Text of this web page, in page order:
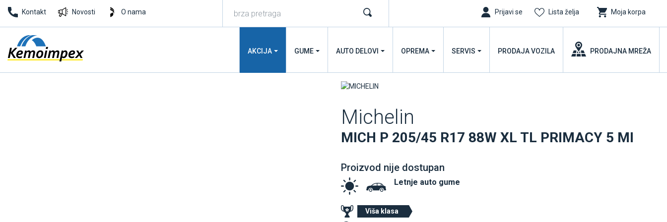
Kontakt Novosti O nama Prijavi se Lista želja Moja korpa
AKCIJA GUME AUTO DELOVI OPREMA SERVIS PRODAJA VOZILA PRODAJNA MREŽA
Michelin
MICH P 205/45 R17 88W XL TL PRIMACY 5 MI
Proizvod nije dostupan
Letnje auto gume
Viša klasa